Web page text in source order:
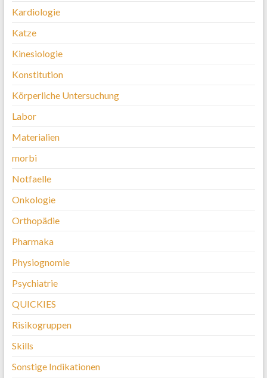
Kardiologie
Katze
Kinesiologie
Konstitution
Körperliche Untersuchung
Labor
Materialien
morbi
Notfaelle
Onkologie
Orthopädie
Pharmaka
Physiognomie
Psychiatrie
QUICKIES
Risikogruppen
Skills
Sonstige Indikationen